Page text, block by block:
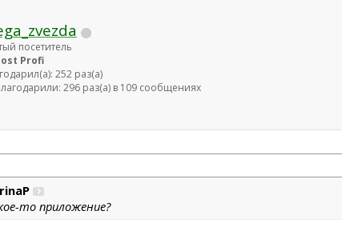
посетитель
Profi
252 раз(а)
296 раз(а) в 109 сообщениях
то приложение?